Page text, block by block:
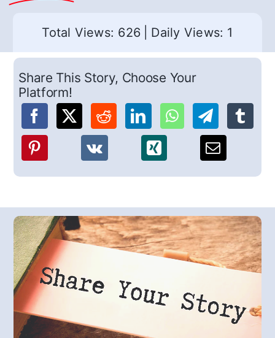
Total Views: 626 Daily Views: 1
Share This Story, Choose Your
Platform!